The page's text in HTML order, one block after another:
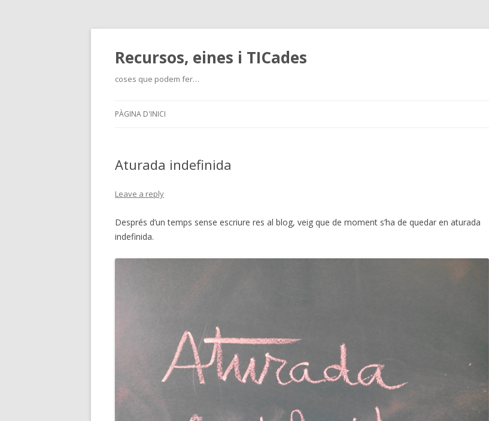
Recursos, eines i TICades
coses que podem fer…
PÀGINA D'INICI
Aturada indefinida
Leave a reply
Després d’un temps sense escriure res al blog, veig que de moment s’ha de quedar en aturada
indefinida.